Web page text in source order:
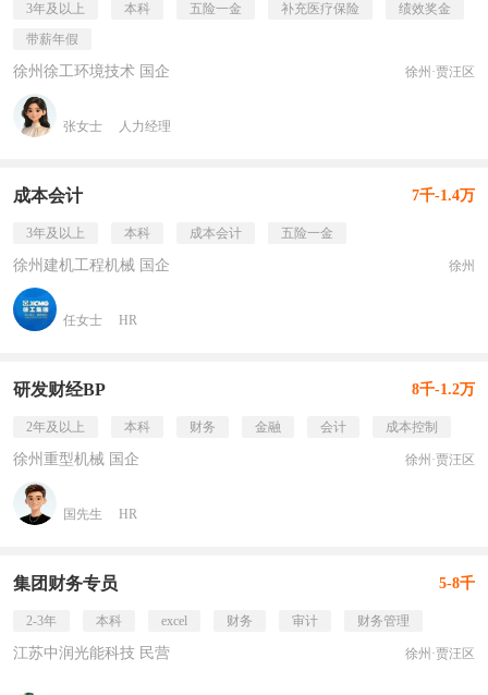
3年及以上 本科 五险一金 补充医疗保险
绩效奖金
带薪年假
徐州徐工环境技术 国企 徐州·贾汪区
张女士 人力经理
成本会计 7千-1.4万
3年及以上 本科 成本会计 五险一金
徐州建机工程机械 国企 徐州
任女士 HR
研发财经BP 8千-1.2万
2年及以上 本科 财务 金融 会计 成本控制
徐州重型机械 国企 徐州·贾汪区
国先生 HR
集团财务专员 5-8千
2-3年 本科 excel 财务 审计 财务管理
江苏中润光能科技 民营 徐州·贾汪区